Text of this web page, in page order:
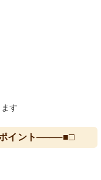
す
イント────■□